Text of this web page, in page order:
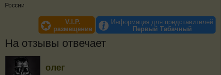
России
V.I.P.
размещение
Информация для представителей
Первый Табачный
На отзывы отвечает
олег